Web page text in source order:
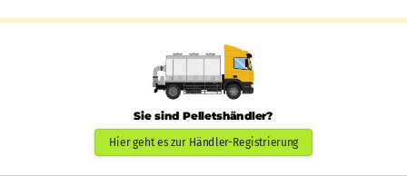
Sie sind Pelletshändler?
Hier geht es zur Händler-Registrierung